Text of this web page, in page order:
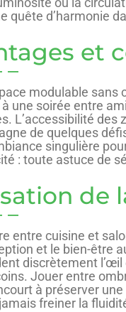
quête d’harmonie
et
modulable
une soirée entre
L’accessibilité
de quelques
singulière
: toute astuce de
entre cuisine et
et le bien-être
discrètement
Jouer entre
à préserver
freiner la